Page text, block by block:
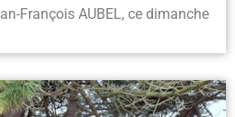
François AUBEL, ce dimanche